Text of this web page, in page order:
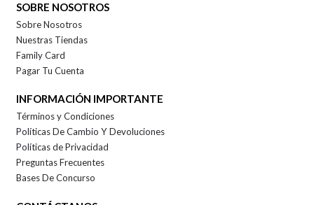
SOBRE NOSOTROS
Sobre Nosotros
Nuestras Tiendas
Family Card
Pagar Tu Cuenta
INFORMACIÓN IMPORTANTE
Términos y Condiciones
Políticas De Cambio Y Devoluciones
Políticas de Privacidad
Preguntas Frecuentes
Bases De Concurso